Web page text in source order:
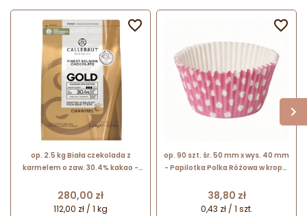
op. 2.5 kg Biała czekolada z
karmelem o zaw. 30.4% kakao -
kat. CHK-R30GOLD-E4-U70
Cena
280,00 zł
112,00 zł / 1 kg

op. 90 szt. śr. 50 mm x wys. 40 mm
- Papilotka Polka Różowa w kropki
do babeczek
Cena
38,80 zł
0,43 zł / 1 szt.
